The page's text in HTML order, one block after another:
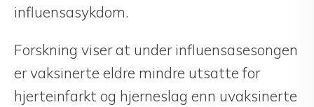
influensasykdom.
Forskning viser at under influensasesongen
er vaksinerte eldre mindre utsatte for
hjerteinfarkt og hjerneslag enn uvaksinerte